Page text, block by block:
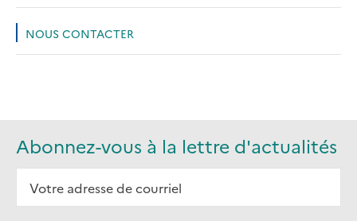
NOUS CONTACTER
Abonnez-vous à la lettre d'actualités